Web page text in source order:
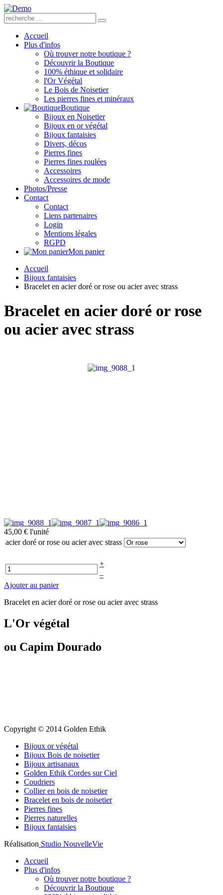
Accueil
Plus d'infos
Où trouver notre boutique ?
Découvrir la Boutique
100% éthique et solidaire
l'Or Végétal
Le Bois de Noisetier
Les pierres fines et minéraux
Boutique
Bijoux en Noisetier
Bijoux en or végétal
Bijoux fantaisies
Divers, décos
Pierres fines
Pierres fines roulées
Accessoires
Accessoires de mode
Photos/Presse
Contact
Contact
Liens partenaires
Login
Mentions légales
RGPD
Mon panier
Accueil
Bijoux fantaisies
Bracelet en acier doré or rose ou acier avec strass
Bracelet en acier doré or rose
ou acier avec strass
45,00 € l'unité
acier doré or rose ou acier avec strass
+
–
Ajouter au panier
Bracelet en acier doré or rose ou acier avec strass
L'Or végétal
ou Capim Dourado
Copyright © 2014 Golden Ethik
Bijoux or végétal
Bijoux Bois de noisetier
Bijoux artisanaux
Golden Ethik Cordes sur Ciel
Coudriers
Collier en bois de noisetier
Bracelet en bois de noisetier
Pierres fines
Pierres naturelles
Bijoux fantaisies
Réalisation Studio NouvelleVie
Accueil
Plus d'infos
Où trouver notre boutique ?
Découvrir la Boutique